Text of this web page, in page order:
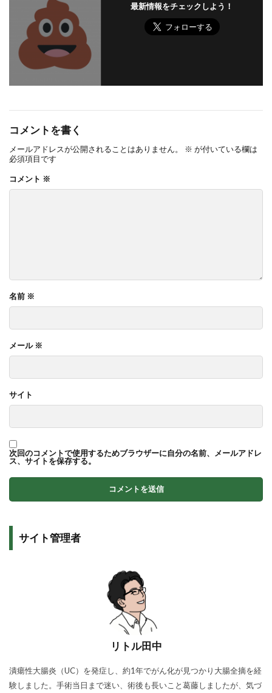
最新情報をチェックしよう！
コメントを書く
メールアドレスが公開されることはありません。 ※ が付いている欄は
必須項目です
コメント ※
名前 ※
メール ※
サイト
次回のコメントで使用するためブラウザーに自分の名前、メールアドレ
ス、サイトを保存する。
サイト管理者
リトル田中
潰瘍性大腸炎（UC）を発症し、約1年でがん化が見つかり大腸全摘を経
験しました。手術当日まで迷い、術後も長いこと葛藤しましたが、気づ